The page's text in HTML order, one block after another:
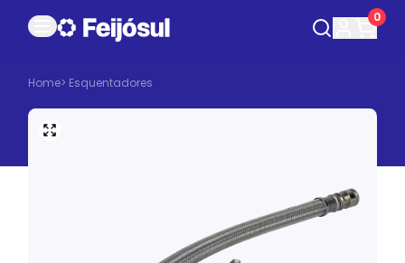
0
Home> Esquentadores